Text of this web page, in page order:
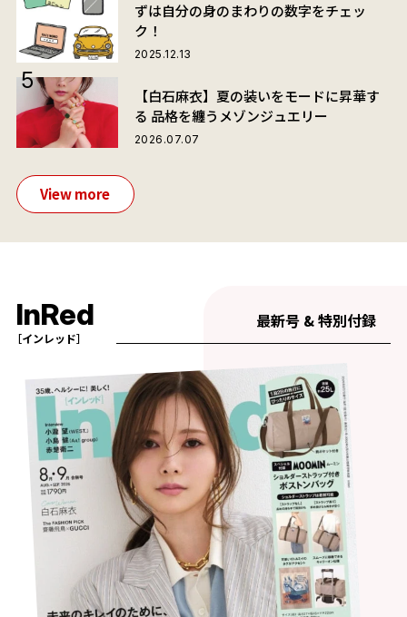
ずは自分の身のまわりの数字をチェッ
ク！
2025.12.13
【白石麻衣】夏の装いをモードに昇華す
る 品格を纏うメゾンジュエリー
2026.07.07
View more
InRed
［インレッド］
最新号 & 特別付録